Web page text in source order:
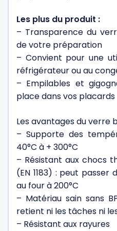
Les plus du produit :
– Transparence du
de votre préparation
– Convient pour une
réfrigérateur ou au
– Empilables et
place dans vos placards
Les avantages du verre
– Supporte des
40°C à + 300°C
– Résistant aux chocs
(EN 1183) : peut passer
au four à 200°C
– Matériau sain sans
retient ni les tâches ni
– Résistant aux rayures